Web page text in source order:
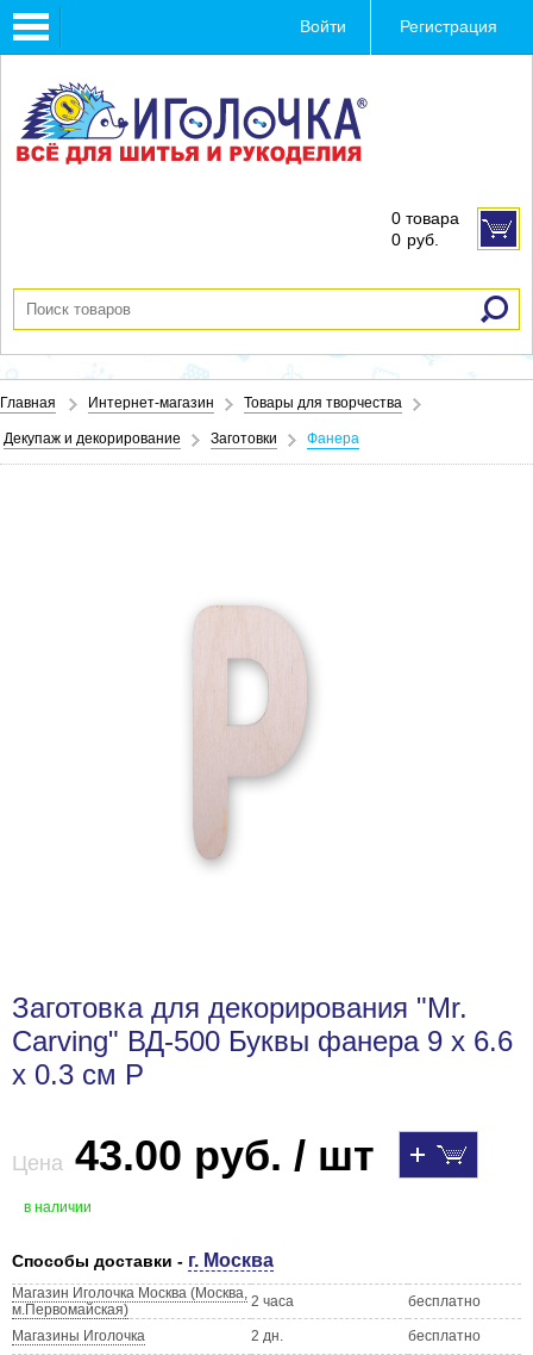
Toggle
navigation
Войти Регистрация
0 товара
0 руб.
Главная Интернет-магазин Товары для творчества
Декупаж и декорирование Заготовки Фанера
Заготовка для декорирования "Mr.
Carving" ВД-500 Буквы фанера 9 х 6.6
х 0.3 см Р
Цена 43.00 руб. / шт
в наличии
Способы доставки - г. Москва
Магазин Иголочка Москва (Москва,
м.Первомайская)
2 часа бесплатно
Магазины Иголочка 2 дн. бесплатно